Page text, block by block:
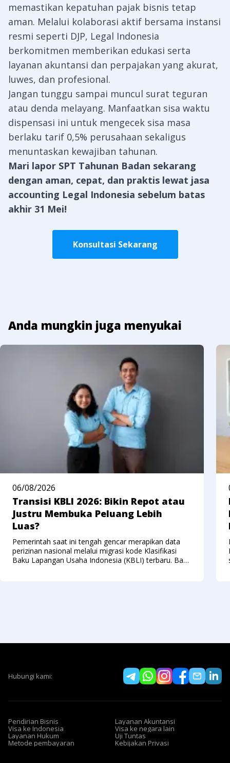
memastikan kepatuhan pajak bisnis tetap
aman. Melalui kolaborasi aktif bersama instansi
resmi seperti DJP, Legal Indonesia
berkomitmen memberikan edukasi serta
layanan akuntansi dan perpajakan yang akurat,
luwes, dan profesional.
Jangan tunggu sampai muncul surat teguran
atau denda melayang. Manfaatkan sisa waktu
dispensasi ini untuk mengecek sisa masa
berlaku tarif 0,5% perusahaan sekaligus
menuntaskan kewajiban tahunan.
Mari lapor SPT Tahunan Badan sekarang
dengan aman, cepat, dan praktis lewat jasa
accounting Legal Indonesia sebelum batas
akhir 31 Mei!
Konsultasi Sekarang
Anda mungkin juga menyukai
06/08/2026
Transisi KBLI 2026: Bikin Repot atau
Justru Membuka Peluang Lebih
Luas?
Pemerintah saat ini tengah gencar merapikan data
perizinan nasional melalui migrasi kode Klasifikasi
Baku Lapangan Usaha Indonesia (KBLI) terbaru. Bagi
Hubungi kami:
Pendirian Bisnis
Visa ke Indonesia
Layanan Hukum
Metode pembayaran
Layanan Akuntansi
Visa ke negara lain
Uji Tuntas
Kebijakan Privasi